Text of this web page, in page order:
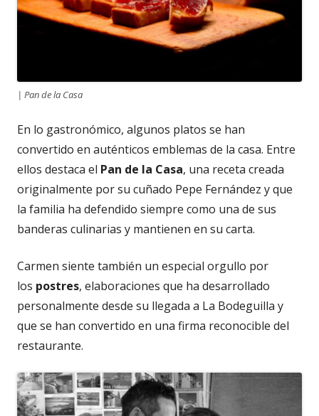
| Pan de la Casa
En lo gastronómico, algunos platos se han
convertido en auténticos emblemas de la casa. Entre
ellos destaca el Pan de la Casa, una receta creada
originalmente por su cuñado Pepe Fernández y que
la familia ha defendido siempre como una de sus
banderas culinarias y mantienen en su carta.
Carmen siente también un especial orgullo por
los postres, elaboraciones que ha desarrollado
personalmente desde su llegada a La Bodeguilla y
que se han convertido en una firma reconocible del
restaurante.